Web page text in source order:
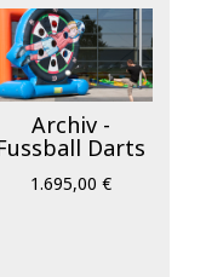
Archiv -
Darts
1.695,00 €